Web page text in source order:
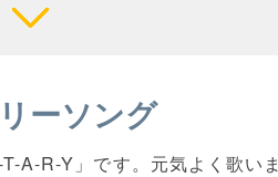
ーソング
A-R-Y」です。元気よく歌いま